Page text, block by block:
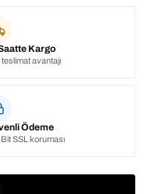
Kargo
teslimat avantajı
Ödeme
SSL koruması